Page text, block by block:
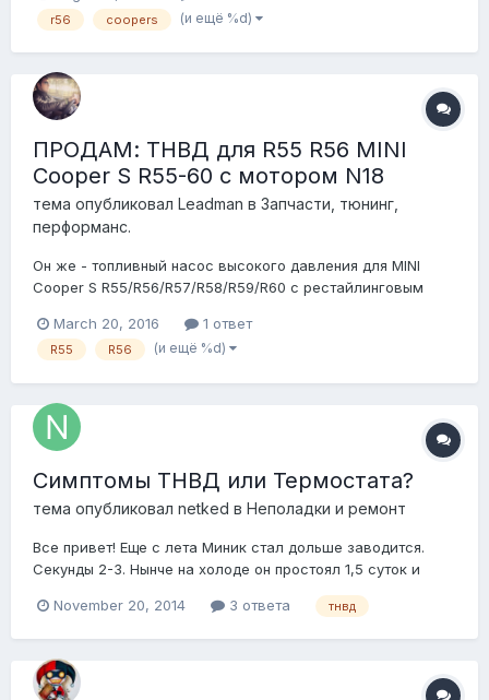
прогретый двс работает ну просто идеально ровно!
r56 coopers (и ещё %d)
ПРОДАМ: ТНВД для R55 R56 MINI
Cooper S R55-60 с мотором N18
тема опубликовал Leadman в Запчасти, тюнинг,
перформанс.
Он же - топливный насос высокого давления для MINI
Cooper S R55/R56/R57/R58/R59/R60 с рестайлинговым
000р.March 20, 2016 1 ответ
R55 R56 (и ещё %d)
Симптомы ТНВД или Термостата?
тема опубликовал netked в Неполадки и ремонт
Все привет! Еще с лета Миник стал дольше заводится.
Секунды 2-3. Нынче на холоде он простоял 1,5 суток и
диагностику - сказали, что это симптомы ТНВД. Но при
теряется. У кого-нибудь был увядающий Т...
November 20, 2014 3 ответа тнвд